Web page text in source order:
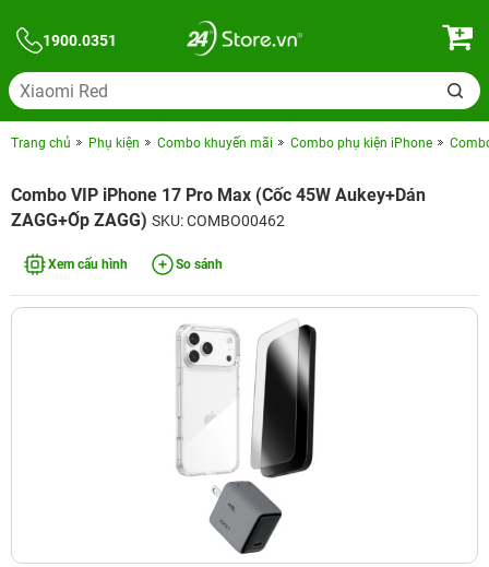
1900.0351
Trang chủ Phụ kiện Combo khuyến mãi Combo phụ kiện iPhone
Combo VIP iPhone 17 Pro Max (Cốc 45W Aukey+Dán
ZAGG+Ốp ZAGG) SKU: COMBO00462
Xem cấu hình So sánh